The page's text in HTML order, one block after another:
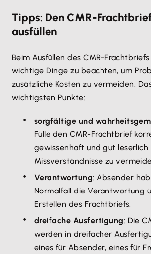
Tipps: Den CMR-
ausfüllen
Beim Ausfüllen des CMR-
wichtige Dinge zu beachten, um
zusätzliche Kosten zu vermeiden.
wichtigsten Punkte:
sorgfältige und
Fülle den CMR-Frachtbrief
gewissenhaft und gut leserlich
Missverständnisse zu
Verantwortung: Absender
Normalfall die Verantwortung
Erstellen des Frachtbriefs.
dreifache Ausfertigung: Die
werden in dreifacher
eines für Absender, eines für